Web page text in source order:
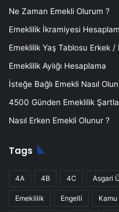
Ne Zaman Emekli Olurum ?
Emeklilik İkramiyesi
Emeklilik Yaş Tablosu Erkek /
Emeklilik Aylığı Hesaplama
İsteğe Bağlı Emekli Nasıl
4500 Günden Emeklilik
Nasıl Erken Emekli Olunur ?
Tags
4A 4B 4C Asgari
Emeklilik Engelli